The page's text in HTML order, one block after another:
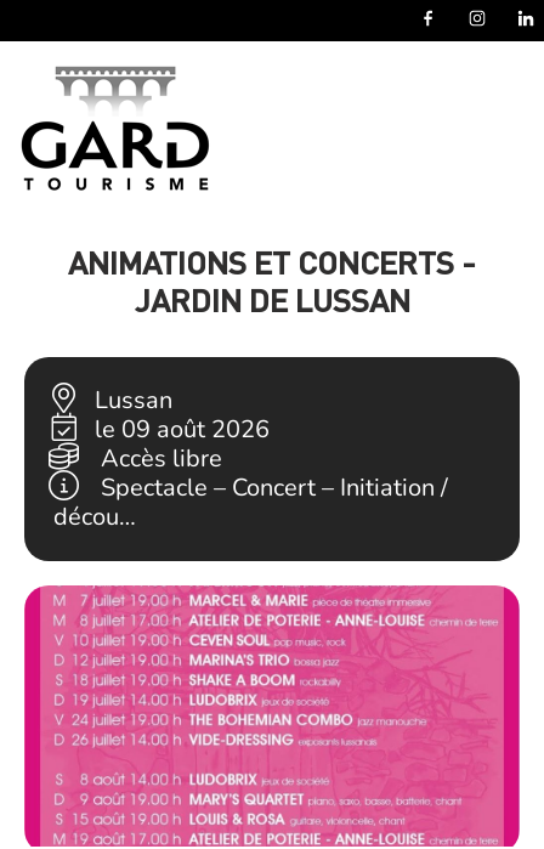
ANIMATIONS ET CONCERTS -
JARDIN DE LUSSAN
Lussan
le 09 août 2026
Accès libre
Spectacle – Concert – Initiation /
décou…